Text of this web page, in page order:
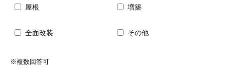
屋根 増築
全面改装 その他
※複数回答可